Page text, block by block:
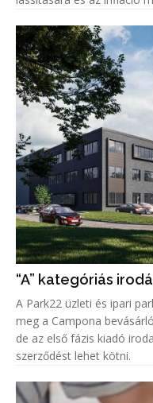
“A” kategóriás
A Park22 üzleti és ipari
meg a Campona
de az első fázis kiadó
szerződést lehet kötni.